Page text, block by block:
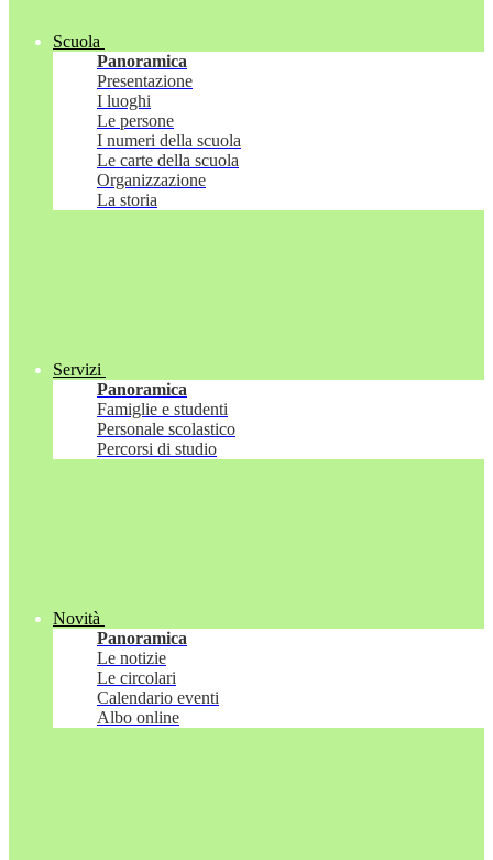
Scuola
Panoramica
Presentazione
I luoghi
Le persone
I numeri della scuola
Le carte della scuola
Organizzazione
La storia
Servizi
Panoramica
Famiglie e studenti
Personale scolastico
Percorsi di studio
Novità
Panoramica
Le notizie
Le circolari
Calendario eventi
Albo online